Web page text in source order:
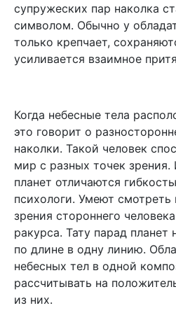
супружеских пар наколка
символом. Обычно у
только крепчает,
усиливается взаимное
Когда небесные тела
это говорит о
наколки. Такой человек
мир с разных точек
планет отличаются
психологи. Умеют
зрения стороннего
ракурса. Тату парад планет
по длине в одну линию.
небесных тел в одной
рассчитывать на
из них.